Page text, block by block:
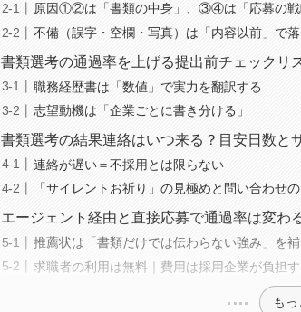
原因①②は「書類の中身」、③④は「応募の戦
不備（誤字・空欄・写真）は「内容以前」で
書類選考の通過率を上げる提出前チェックリ
職務経歴書は「数値」で実力を翻訳する
志望動機は「企業ごとに書き分ける」
書類選考の結果連絡はいつ来る？目安日数と
連絡が遅い＝不採用とは限らない
「サイレントお祈り」の見極めと問い合わせ
エージェント経由と直接応募で通過率は変わ
推薦状は「書類だけでは伝わらない強み」を補
求職者の利用は無料｜費用は採用企業が負担す
も